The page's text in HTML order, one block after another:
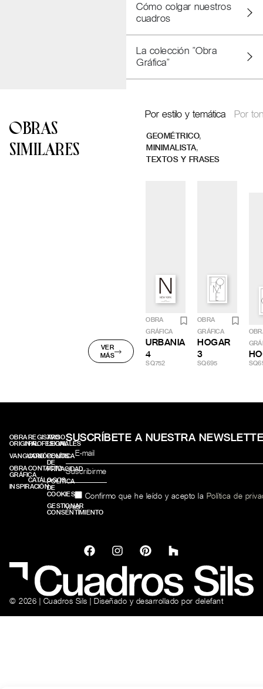
Cómo colgar nuestros
cuadros
La colección "Obra
Gráfica"
OBRAS
SIMILARES
VER
MÁS
Por estilo y temática Por
GEOMÉTRICO,
MINIMALISTA,
TEXTOS Y FRASES
OBRA
GRÁFICA
URBANIA
4
SQ752
OBRA
GRÁFICA
HOGAR
3
SQ695
OBRA
ORIGINAL
VANGUARD
OBRA
GRÁFICA
INSPIRACIÓN
REGISTRO
PROFESIONALES
CONÓCENOS
CONTACTO
CATÁLOGOS
AVISO
LEGAL
POLÍTICA
DE
PRIVACIDAD
POLÍTICA
DE
COOKIES
GESTIONAR
CONSENTIMIENTO
SUSCRÍBETE A NUESTRA
Confirmo que he leído y acepto la Política de
web.
© 2026 | Cuadros Sils | Diseñado y desarrollado por delefant